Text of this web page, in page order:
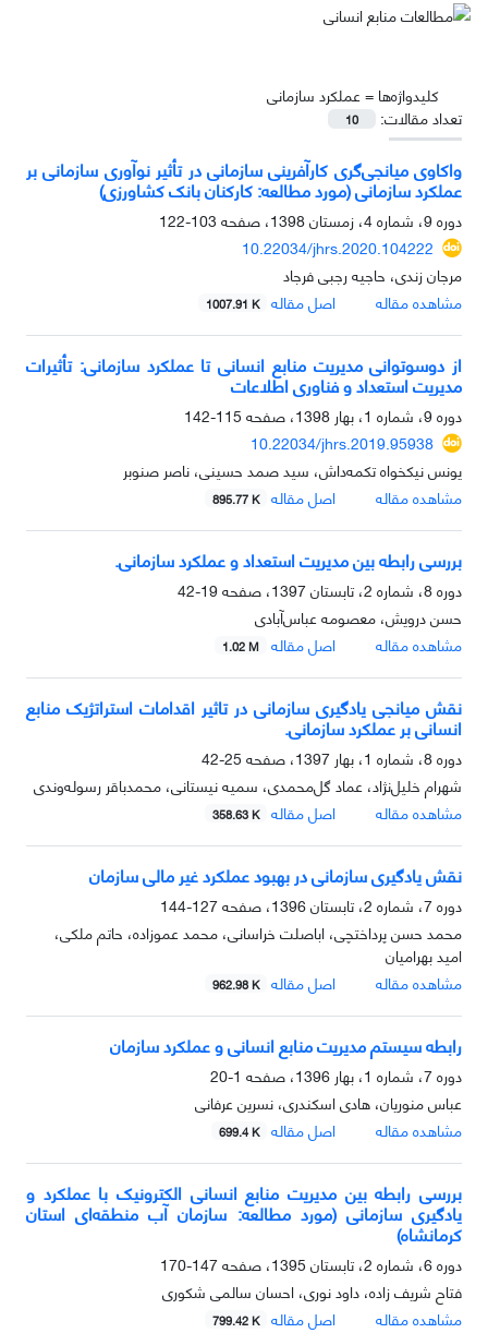
کلیدواژه‌ها =عملکرد سازمانی
تعداد مقالات:
10
واکاوی میانجی‌گری کارآفرینی سازمانی در تأثیر نوآوری سازمانی بر
عملکرد سازمانی (مورد مطالعه: کارکنان بانک کشاورزی)
دوره 9، شماره 4، زمستان 1398، صفحه
103-122
10.22034/jhrs.2020.104222
مرجان زندی، حاجیه رجبی فرجاد
مشاهده مقاله
اصل مقاله 1007.91 K
از دوسوتوانی مدیریت منابع انسانی تا عملکرد سازمانی: تأثیرات
مدیریت استعداد و فناوری اطلاعات
دوره 9، شماره 1، بهار 1398، صفحه
115-142
10.22034/jhrs.2019.95938
یونس نیکخواه تکمه‌داش، سید صمد حسینی، ناصر صنوبر
مشاهده مقاله
اصل مقاله 895.77 K
بررسی رابطه بین مدیریت استعداد و عملکرد سازمانی.
دوره 8، شماره 2، تابستان 1397، صفحه
19-42
حسن درویش، معصومه عباس‌آبادی
مشاهده مقاله
اصل مقاله 1.02 M
نقش میانجی یادگیری سازمانی در تاثیر اقدامات استراتژیک منابع
انسانی بر عملکرد سازمانی.
دوره 8، شماره 1، بهار 1397، صفحه
25-42
شهرام خلیل‌نژاد، عماد گل‌محمدی، سمیه نیستانی، محمدباقر رسوله‌وندی
مشاهده مقاله
اصل مقاله 358.63 K
نقش یادگیری سازمانی در بهبود عملکرد غیر مالی سازمان
دوره 7، شماره 2، تابستان 1396، صفحه
127-144
محمد حسن پرداختچی، اباصلت خراسانی، محمد عموزاده، حاتم ملکی،
امید بهرامیان
مشاهده مقاله
اصل مقاله 962.98 K
رابطه سیستم مدیریت منابع انسانی و عملکرد سازمان
دوره 7، شماره 1، بهار 1396، صفحه
1-20
عباس منوریان، هادی اسکندری، نسرین عرفانی
مشاهده مقاله
اصل مقاله 699.4 K
بررسی رابطه بین مدیریت منابع انسانی الکترونیک با عملکرد و
یادگیری سازمانی (مورد مطالعه: سازمان آب منطقه‌ای استان
کرمانشاه)
دوره 6، شماره 2، تابستان 1395، صفحه
147-170
فتاح شریف زاده، داود نوری، احسان سالمی شکوری
مشاهده مقاله
اصل مقاله 799.42 K